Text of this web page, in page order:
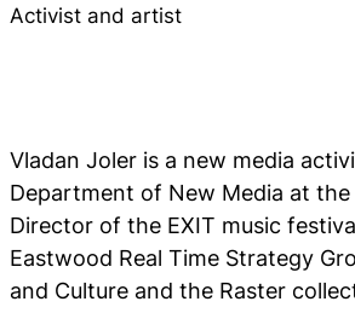
Activist and artist
Vladan Joler is a new media
Department of New Media at
Director of the EXIT music
Eastwood Real Time Strategy
and Culture and the Raster